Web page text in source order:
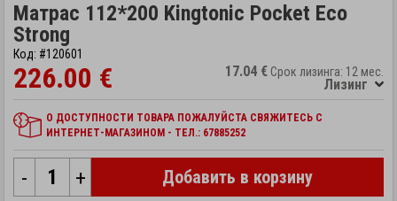
Матрас 112*200 Kingtonic Pocket Eco
Strong
Код: #120601
226.00 € 17.04 € Срок лизинга: 12 мес.
Лизинг
О ДОСТУПНОСТИ ТОВАРА ПОЖАЛУЙСТА СВЯЖИТЕСЬ С
ИНТЕРНЕТ-МАГАЗИНОМ - ТЕЛ.: 67885252
- + Добавить в корзину